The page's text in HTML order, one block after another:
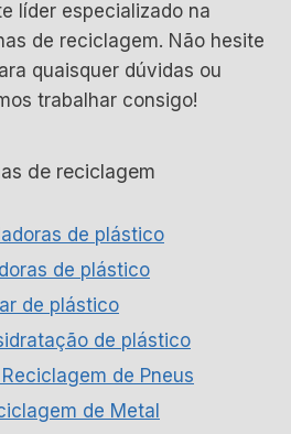
líder especializado na
de reciclagem. Não hesite
quaisquer dúvidas ou
trabalhar consigo!
de reciclagem
de plástico
de plástico
de plástico
de plástico
de Pneus
de Metal